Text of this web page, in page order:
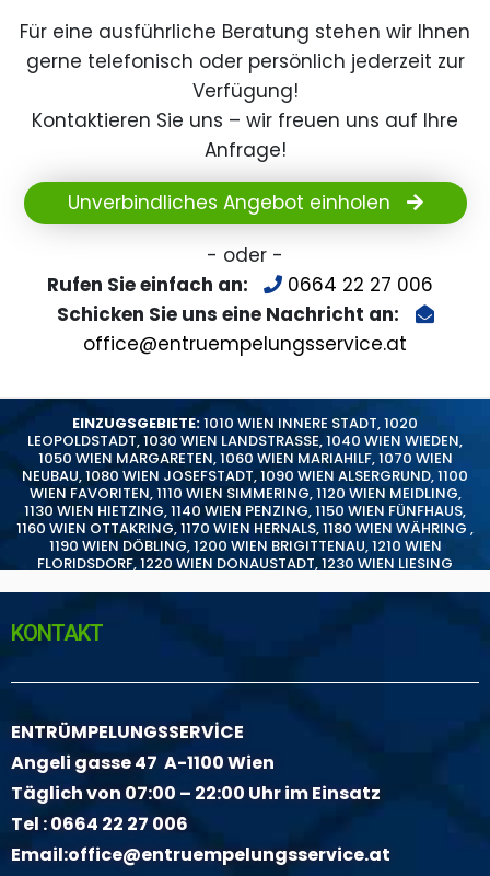
Für eine ausführliche Beratung stehen wir Ihnen
gerne telefonisch oder persönlich jederzeit zur
Verfügung!
Kontaktieren Sie uns – wir freuen uns auf Ihre
Anfrage!
Unverbindliches Angebot einholen
- oder -
Rufen Sie einfach an:
0664 22 27 006
Schicken Sie uns eine Nachricht an:
office@entruempelungsservice.at
EINZUGSGEBIETE:1010 WIEN INNERE STADT,1020
LEOPOLDSTADT,1030 WIEN LANDSTRASSE,1040 WIEN WIEDEN,
1050 WIEN MARGARETEN,1060 WIEN MARIAHILF,1070 WIEN
NEUBAU,1080 WIEN JOSEFSTADT,1090 WIEN ALSERGRUND,1100
WIEN FAVORITEN,1110 WIEN SIMMERING,1120 WIEN MEIDLING,
1130 WIEN HIETZING,1140 WIEN PENZING,1150 WIEN FÜNFHAUS,
1160 WIEN OTTAKRING,1170 WIEN HERNALS,1180 WIEN WÄHRING ,
1190 WIEN DÖBLING,1200 WIEN BRIGITTENAU,1210 WIEN
FLORIDSDORF,1220 WIEN DONAUSTADT,1230 WIEN LIESING
KONTAKT
ENTRÜMPELUNGSSERVİCE
Angeli gasse 47 A-1100 Wien
Täglich von 07:00 – 22:00 Uhr im Einsatz
Tel :0664 22 27 006
Email:office@entruempelungsservice.at